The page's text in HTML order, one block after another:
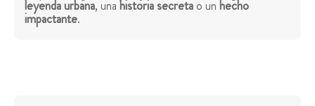
leyenda urbana, unahistoria secretao unhecho
impactante.